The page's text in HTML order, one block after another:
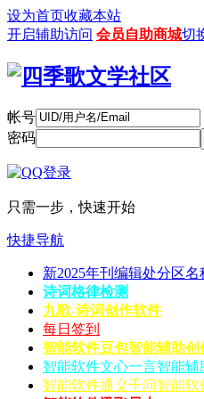
设为首页收藏本站
开启辅助访问 会员自助商城切
帐号
密码
只需一步，快速开始
快捷导航
新2025年刊编辑处分区名
诗词格律检测
九歌-诗词创作软件
每日签到
智能软件豆包智能辅助创
智能软件文心一言智能辅
智能软件通义千问智能软